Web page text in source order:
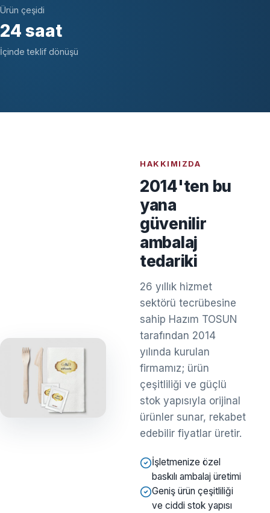
Ürün çeşidi
24 saat
İçinde teklif dönüşü
HAKKIMIZDA
2014'ten bu
yana
güvenilir
ambalaj
tedariki
26 yıllık hizmet
sektörü tecrübesine
sahip Hazım TOSUN
tarafından 2014
yılında kurulan
firmamız; ürün
çeşitliliği ve güçlü
stok yapısıyla orijinal
ürünler sunar, rekabet
edebilir fiyatlar üretir.
İşletmenize özel
baskılı ambalaj üretimi
Geniş ürün çeşitliliği
ve ciddi stok yapısı